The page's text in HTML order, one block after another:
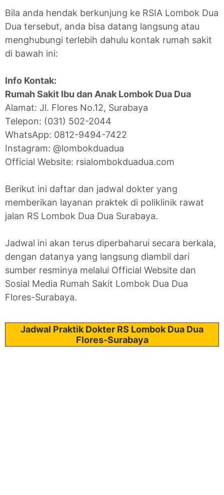
Bila anda hendak berkunjung ke RSIA Lombok Dua
Dua tersebut, anda bisa datang langsung atau
menghubungi terlebih dahulu kontak rumah sakit
di bawah ini:
Info Kontak:
Rumah Sakit Ibu dan Anak Lombok Dua Dua
Alamat: Jl. Flores No.12, Surabaya
Telepon: (031) 502-2044
WhatsApp: 0812-9494-7422
Instagram: @lombokduadua
Official Website: rsialombokduadua.com
Berikut ini daftar dan jadwal dokter yang
memberikan layanan praktek di poliklinik rawat
jalan RS Lombok Dua Dua Surabaya.
Jadwal ini akan terus diperbaharui secara berkala,
dengan datanya yang langsung diambil dari
sumber resminya melalui Official Website dan
Sosial Media Rumah Sakit Lombok Dua Dua
Flores-Surabaya.
Jadwal Praktik Dokter RS Lombok Dua Dua
Flores-Surabaya